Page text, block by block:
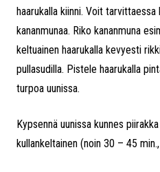
haarukalla kiinni. Voit tarvittaessa
kananmunaa. Riko kananmuna
keltuainen haarukalla kevyesti
pullasudilla. Pistele haarukalla
turpoa uunissa.
Kypsennä uunissa kunnes
kullankeltainen (noin 30 – 45